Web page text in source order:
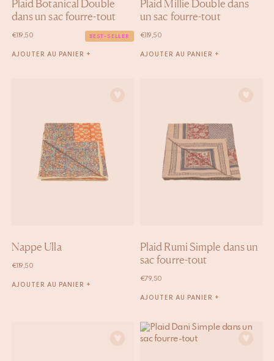
Plaid Botanical Double
dans un sac fourre-tout
€ 119,50 BEST-SELLER
AJOUTER AU PANIER +
Plaid Millie Double dans
un sac fourre-tout
€ 119,50
AJOUTER AU PANIER +
Nappe Ulla
€ 119,50
AJOUTER AU PANIER +
Plaid Rumi Simple dans un
sac fourre-tout
€79,50
AJOUTER AU PANIER +